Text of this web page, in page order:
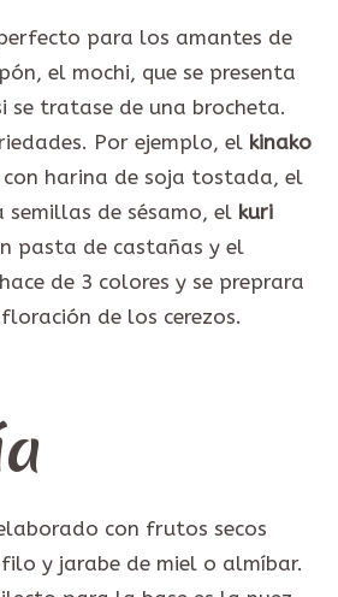
para los amantes de
el mochi, que se presenta
se tratase de una brocheta.
Por ejemplo, el kinako
con harina de soja tostada, el
semillas de sésamo, el kuri
pasta de castañas y el
de 3 colores y se preprara
de los cerezos.
con frutos secos
y jarabe de miel o almíbar.